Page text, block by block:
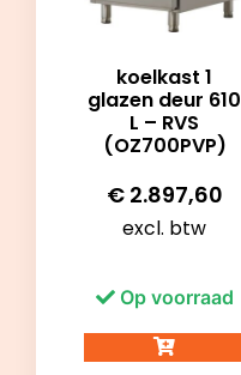
koelkast 1
glazen deur 610
L – RVS
(OZ700PVP)
€2.897,60
excl. btw
Op voorraad